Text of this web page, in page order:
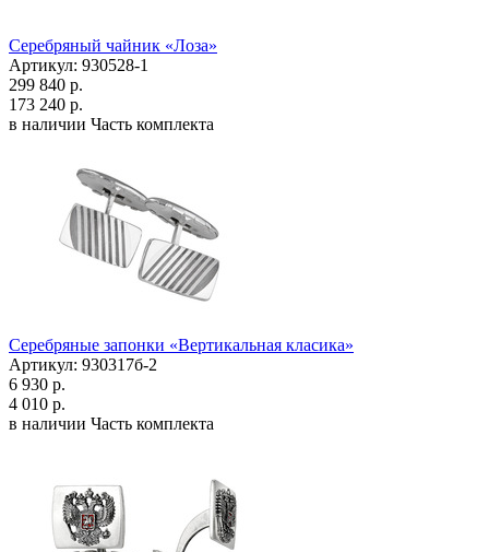
Серебряный чайник «Лоза»
Артикул: 930528-1
299 840 р.
173 240 р.
в наличии Часть комплекта
Серебряные запонки «Вертикальная класика»
Артикул: 930317б-2
6 930 р.
4 010 р.
в наличии Часть комплекта